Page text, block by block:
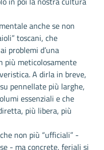
anche se non
toscani, che
problemi d’una
più meticolosamente
A dirla in breve,
pennellate più larghe,
essenziali e che
più libera, più
non più “ufficiali” -
- ma concrete, feriali si